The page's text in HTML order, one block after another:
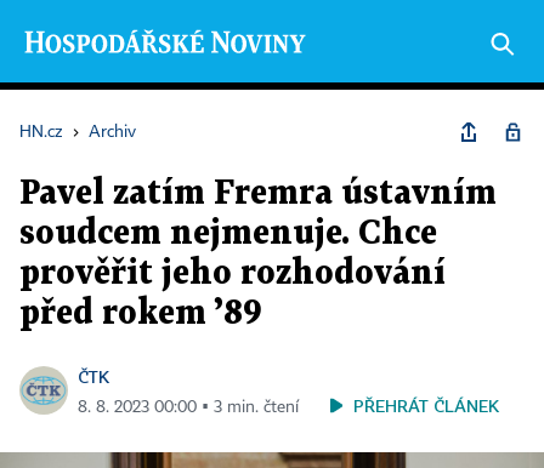
HN.cz › Archiv
Pavel zatím Fremra ústavním
soudcem nejmenuje. Chce
prověřit jeho rozhodování
před rokem ’89
ČTK
8. 8. 2023 00:00 ▪ 3 min. čtení PŘEHRÁT ČLÁNEK